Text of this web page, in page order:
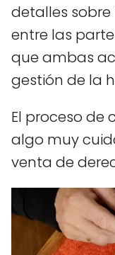
detalles sobre
entre las
que ambas
gestión de la
El proceso de
algo muy
venta de